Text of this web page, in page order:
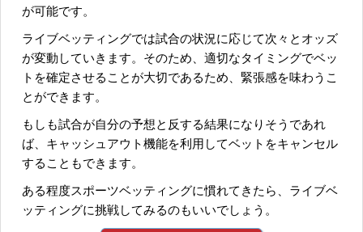
が可能です。
ライブベッティングでは試合の状況に応じて次々とオッズ
が変動していきます。そのため、適切なタイミングでベッ
トを確定させることが大切であるため、緊張感を味わうこ
とができます。
もしも試合が自分の予想と反する結果になりそうであれ
ば、キャッシュアウト機能を利用してベットをキャンセル
することもできます。
ある程度スポーツベッティングに慣れてきたら、ライブベ
ッティングに挑戦してみるのもいいでしょう。